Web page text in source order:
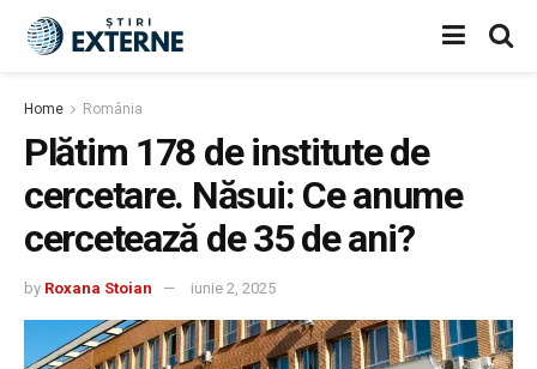
Home România
Plătim 178 de institute de
cercetare. Năsui: Ce anume
cercetează de 35 de ani?
by Roxana Stoian iunie 2, 2025